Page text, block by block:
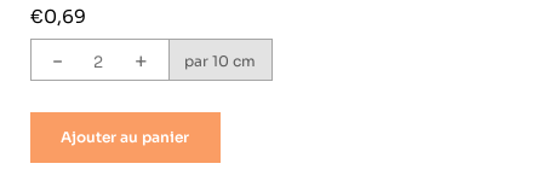
€0,69
- + par 10 cm
Ajouter au panier